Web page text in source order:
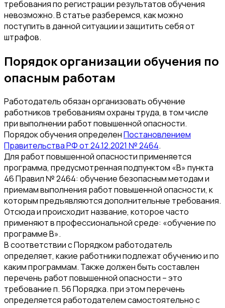
требования по регистрации результатов обучения
невозможно. В статье разберемся, как можно
поступить в данной ситуации и защитить себя от
штрафов.
Порядок организации обучения по
опасным работам
Работодатель обязан организовать обучение
работников требованиям охраны труда, в том числе
при выполнении работ повышенной опасности.
Порядок обучения определенПостановлением
Правительства РФ от 24.12.2021 № 2464.
Для работ повышенной опасности применяется
программа, предусмотренная подпунктом «В» пункта
46 Правил № 2464: обучение безопасным методам и
приемам выполнения работ повышенной опасности, к
которым предъявляются дополнительные требования.
Отсюда и происходит название, которое часто
применяют в профессиональной среде: «обучение по
программе В».
В соответствии с Порядком работодатель
определяет, какие работники подлежат обучению и по
каким программам. Также должен быть составлен
перечень работ повышенной опасности – это
требование п. 56 Порядка. при этом перечень
определяется работодателем самостоятельно с